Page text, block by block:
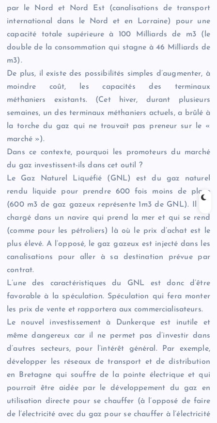
par le Nord et Nord Est (canalisations de transport
international dans le Nord et en Lorraine) pour une
capacité totale supérieure à 100 Milliards de m3 (le
double de la consommation qui stagne à 46 Milliards de
m3).
De plus, il existe des possibilités simples d’augmenter, à
moindre coût, les capacités des terminaux
méthaniers existants. (Cet hiver, durant plusieurs
semaines, un des terminaux méthaniers actuels, a brûlé à
la torche du gaz qui ne trouvait pas preneur sur le «
marché »).
Dans ce contexte, pourquoi les promoteurs du marché
du gaz investissent-ils dans cet outil ?
Le Gaz Naturel Liquéfié (GNL) est du gaz naturel
rendu liquide pour prendre 600 fois moins de place
(600 m3 de gaz gazeux représente 1m3 de GNL). Il est
chargé dans un navire qui prend la mer et qui se rend
(comme pour les pétroliers) là où le prix d’achat est le
plus élevé. A l’opposé, le gaz gazeux est injecté dans les
canalisations pour aller à sa destination prévue par
contrat.
L’une des caractéristiques du GNL est donc d’être
favorable à la spéculation. Spéculation qui fera monter
les prix de vente et rapportera aux commercialisateurs.
Le nouvel investissement à Dunkerque est inutile et
même dangereux car il ne permet pas d’investir dans
d’autres secteurs, pour l’intérêt général. Par exemple,
développer les réseaux de transport et de distribution
en Bretagne qui souffre de la pointe électrique et qui
pourrait être aidée par le développement du gaz en
utilisation directe pour se chauffer (à l’opposé de faire
de l’électricité avec du gaz pour se chauffer à l’électricité